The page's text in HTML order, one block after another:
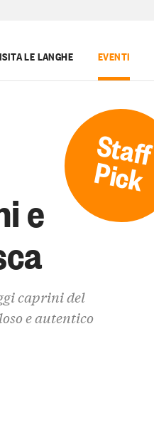
LE LANGHE EVENTI
Staff
Pick
e
caprini del
e autentico